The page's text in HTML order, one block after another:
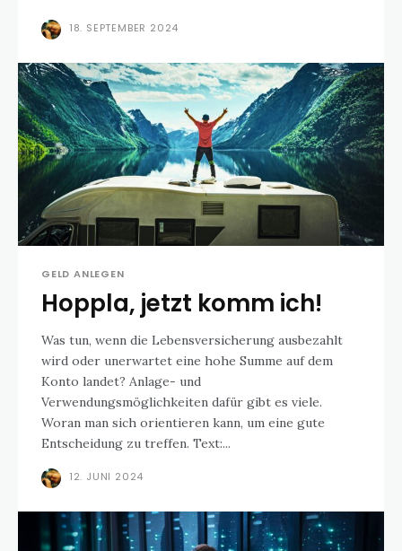
18. SEPTEMBER 2024
GELD ANLEGEN
Hoppla, jetzt komm ich!
Was tun, wenn die Lebensversicherung ausbezahlt
wird oder unerwartet eine hohe Summe auf dem
Konto landet? Anlage- und
Verwendungsmöglichkeiten dafür gibt es viele.
Woran man sich orientieren kann, um eine gute
Entscheidung zu treffen. Text:...
12. JUNI 2024